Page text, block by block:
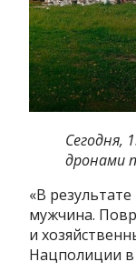
Сегодня,
дронами
«В
мужчина.
и
Нацполиции в